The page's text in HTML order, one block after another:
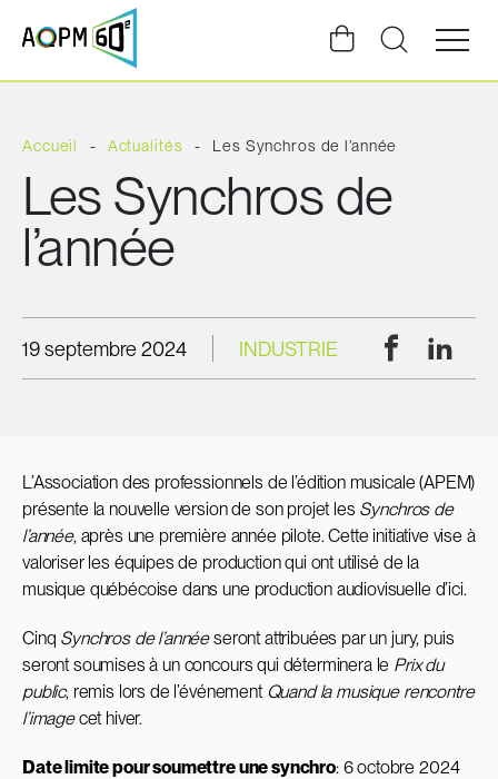
Ouvrir
la
du
Accueil Actualités Les Synchros de l’année
Les Synchros de
l’année
19 septembre 2024 INDUSTRIE Facebook
L’Association des professionnels de l’édition musicale (APEM)
présente la nouvelle version de son projet les Synchros de
l’année, après une première année pilote. Cette initiative vise à
valoriser les équipes de production qui ont utilisé de la
musique québécoise dans une production audiovisuelle d’ici.
Cinq Synchros de l’annéeseront attribuées par un jury, puis
seront soumises à un concours qui déterminera le Prix du
public, remis lors de l’événement Quand la musique rencontre
l’imagecet hiver.
Date limite pour soumettre une synchro: 6 octobre 2024